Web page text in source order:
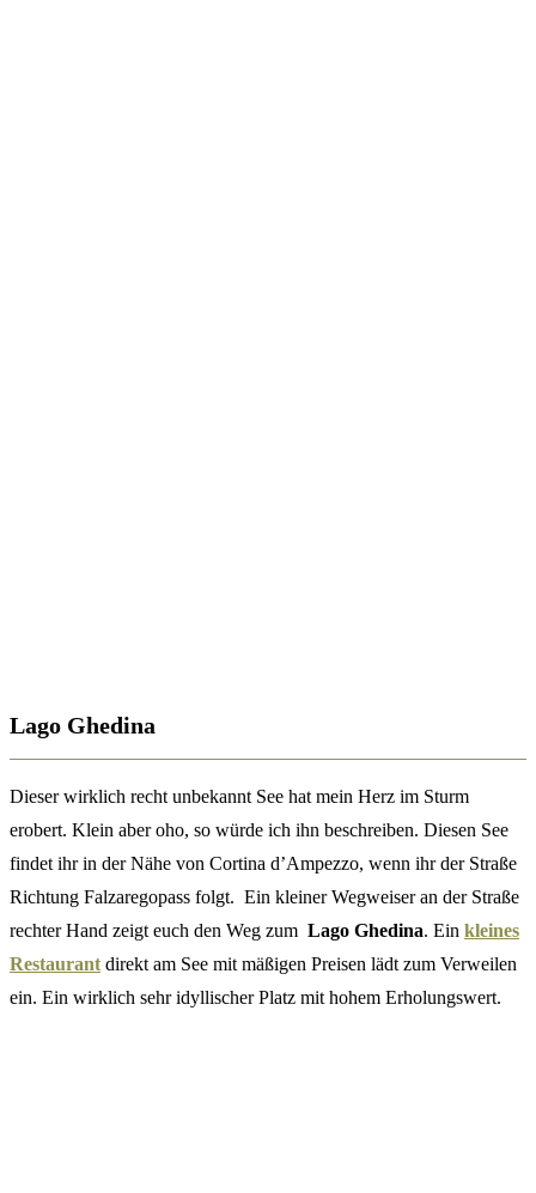
Lago Ghedina
Dieser wirklich recht unbekannt See hat mein Herz im Sturm
erobert. Klein aber oho, so würde ich ihn beschreiben. Diesen See
findet ihr in der Nähe von Cortina d’Ampezzo, wenn ihr der Straße
Richtung Falzaregopass folgt. Ein kleiner Wegweiser an der Straße
rechter Hand zeigt euch den Weg zum Lago Ghedina. Ein kleines
Restaurant direkt am See mit mäßigen Preisen lädt zum Verweilen
ein. Ein wirklich sehr idyllischer Platz mit hohem Erholungswert.